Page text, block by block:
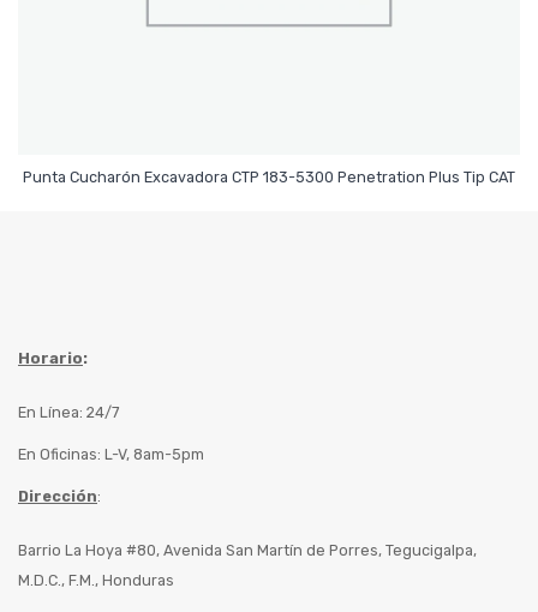
Punta Cucharón Excavadora CTP 183-5300 Penetration Plus Tip CAT
Horario:
En Línea: 24/7
En Oficinas: L-V, 8am-5pm
Dirección:
Barrio La Hoya #80, Avenida San Martín de Porres, Tegucigalpa,
M.D.C., F.M., Honduras